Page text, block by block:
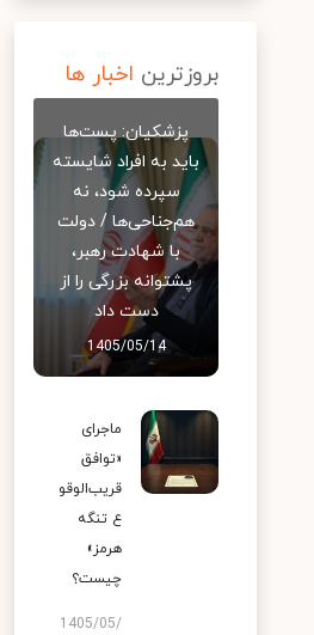
بروزترین اخبار ها
پزشکیان: پست‌ها
باید به افراد شایسته
سپرده شود، نه
هم‌جناحی‌ها / دولت
با شهادت رهبر،
پشتوانه بزرگی را از
دست داد
1405/05/14
ماجرای
«توافق
قریب‌الوقو
ع تنگه
هرمز»
چیست؟
1405/05/